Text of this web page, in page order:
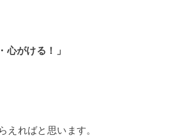
心がける！」
えればと思います。